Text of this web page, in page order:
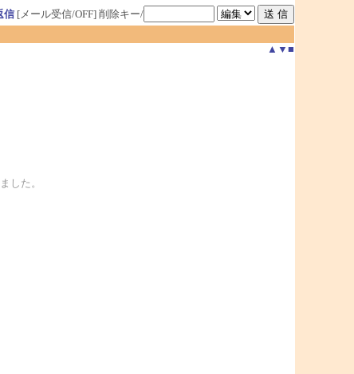
信[メール受信/OFF] 削除キー/
▲ ▼ ■
した。